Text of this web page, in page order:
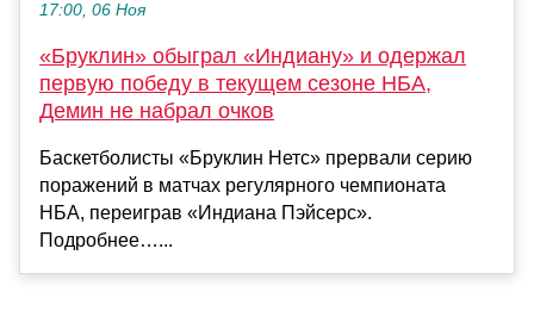
17:00, 06 Ноя
«Бруклин» обыграл «Индиану» и одержал
первую победу в текущем сезоне НБА,
Демин не набрал очков
Баскетболисты «Бруклин Нетс» прервали серию
поражений в матчах регулярного чемпионата
НБА, переиграв «Индиана Пэйсерс».
Подробнее…...